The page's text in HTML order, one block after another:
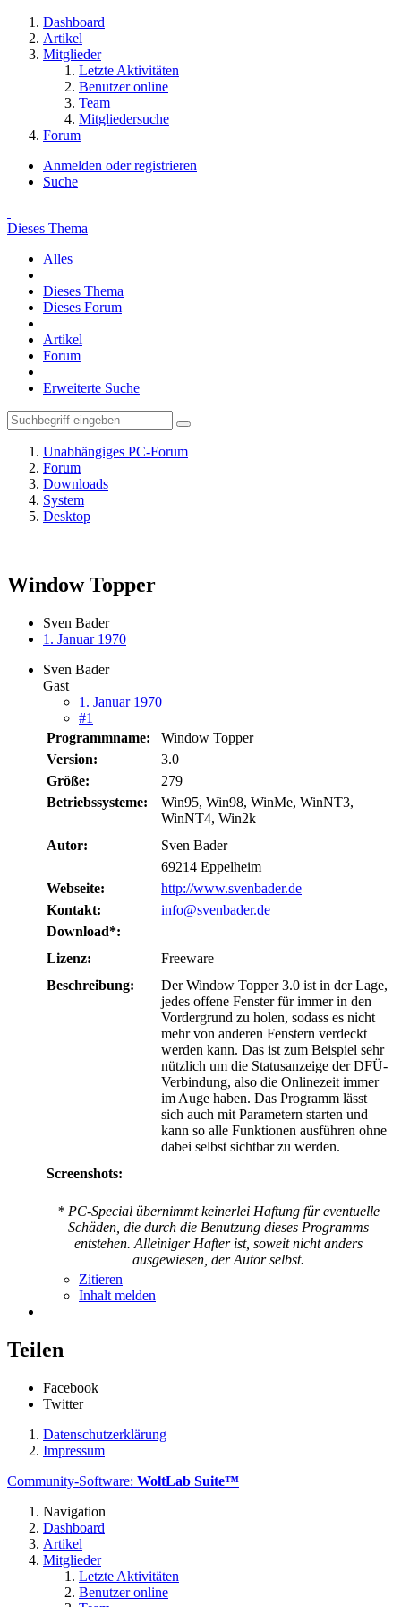
Dashboard
Artikel
Mitglieder
Letzte Aktivitäten
Benutzer online
Team
Mitgliedersuche
Forum
Anmelden oder registrieren
Suche
Dieses Thema
Alles
Dieses Thema
Dieses Forum
Artikel
Forum
Erweiterte Suche
Unabhängiges PC-Forum
Forum
Downloads
System
Desktop
Window Topper
Sven Bader
1. Januar 1970
Sven Bader
Gast
1. Januar 1970
#1
Programmname:
Window Topper
Version:
3.0
Größe:
279
Betriebssysteme:
Win95, Win98, WinMe, WinNT3,
WinNT4, Win2k
Autor:
Sven Bader
69214 Eppelheim
Webseite:
http://www.svenbader.de
Kontakt:
info@svenbader.de
Download*:
Lizenz:
Freeware
Beschreibung:
Der Window Topper 3.0 ist in der Lage,
jedes offene Fenster für immer in den
Vordergrund zu holen, sodass es nicht
mehr von anderen Fenstern verdeckt
werden kann. Das ist zum Beispiel sehr
nützlich um die Statusanzeige der DFÜ-
Verbindung, also die Onlinezeit immer
im Auge haben. Das Programm lässt
sich auch mit Parametern starten und
kann so alle Funktionen ausführen ohne
dabei selbst sichtbar zu werden.
Screenshots:
* PC-Special übernimmt keinerlei Haftung für eventuelle
Schäden, die durch die Benutzung dieses Programms
entstehen. Alleiniger Hafter ist, soweit nicht anders
ausgewiesen, der Autor selbst.
Zitieren
Inhalt melden
Teilen
Facebook
Twitter
Datenschutzerklärung
Impressum
Community-Software: WoltLab Suite™
Navigation
Dashboard
Artikel
Mitglieder
Letzte Aktivitäten
Benutzer online